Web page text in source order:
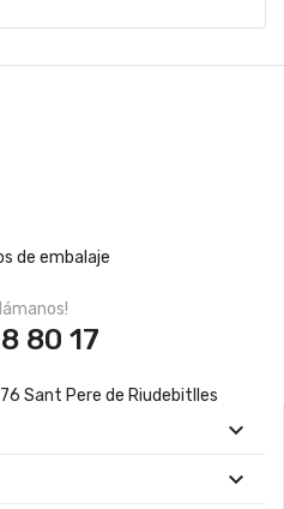
de embalaje
80 17
Sant Pere de Riudebitlles

